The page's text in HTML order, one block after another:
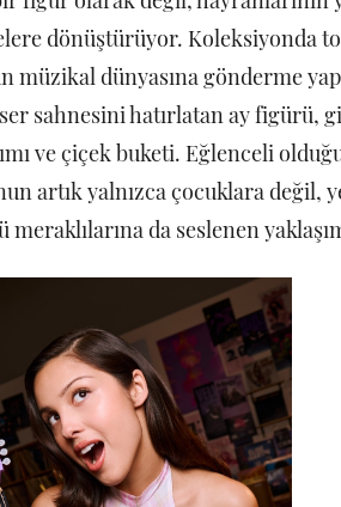
dönüştürüyor. Koleksiyonda
müzikal dünyasına gönderme
sahnesini hatırlatan ay figürü,
ve çiçek buketi. Eğlenceli
artık yalnızca çocuklara değil,
da seslenen